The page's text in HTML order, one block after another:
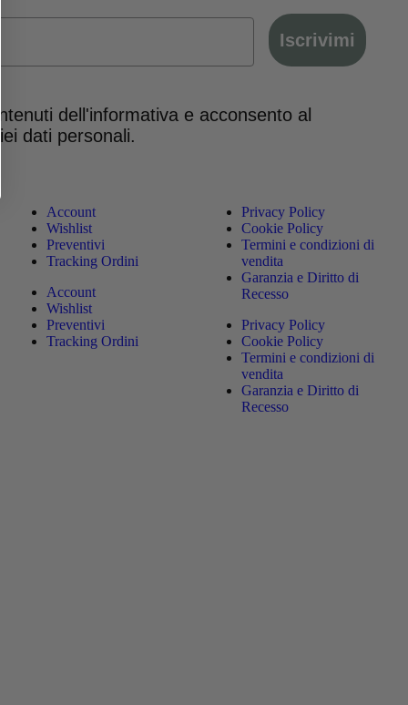
Iscrivimi
dell'informativa e acconsento al
dati personali.
Account
Wishlist
Preventivi
Tracking Ordini
Account
Wishlist
Preventivi
Tracking Ordini
Privacy Policy
Cookie Policy
Termini e condizioni di
vendita
Garanzia e Diritto di
Recesso
Privacy Policy
Cookie Policy
Termini e condizioni di
vendita
Garanzia e Diritto di
Recesso